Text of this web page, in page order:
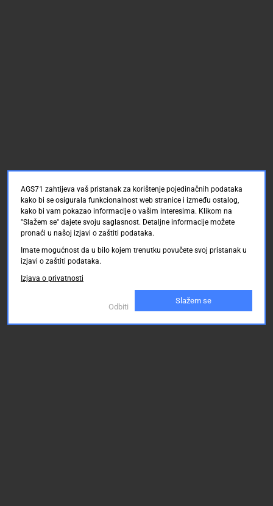
AGS71 zahtijeva vaš pristanak za korištenje pojedinačnih podataka
kako bi se osigurala funkcionalnost web stranice i između ostalog,
kako bi vam pokazao informacije o vašim interesima. Klikom na
"Slažem se" dajete svoju saglasnost. Detaljne informacije možete
pronaći u našoj izjavi o zaštiti podataka.
Imate mogućnost da u bilo kojem trenutku povučete svoj pristanak u
izjavi o zaštiti podataka.
Izjava o privatnosti
Odbiti
Slažem se